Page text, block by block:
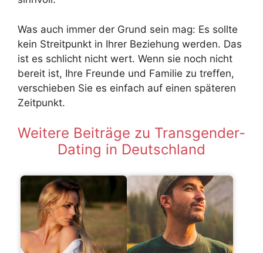
Was auch immer der Grund sein mag: Es sollte
kein Streitpunkt in Ihrer Beziehung werden. Das
ist es schlicht nicht wert. Wenn sie noch nicht
bereit ist, Ihre Freunde und Familie zu treffen,
verschieben Sie es einfach auf einen späteren
Zeitpunkt.
Weitere Beiträge zu Transgender-
Dating in Deutschland